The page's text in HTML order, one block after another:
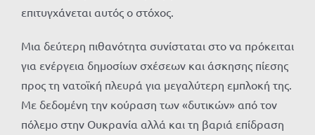
επιτυγχάνεται αυτός ο στόχος.
Μια δεύτερη πιθανότητα συνίσταται στο να πρόκειται
για ενέργεια δημοσίων σχέσεων και άσκησης πίεσης
προς τη νατοϊκή πλευρά για μεγαλύτερη εμπλοκή της.
Με δεδομένη την κούραση των «δυτικών» από τον
πόλεμο στην Ουκρανία αλλά και τη βαριά επίδραση